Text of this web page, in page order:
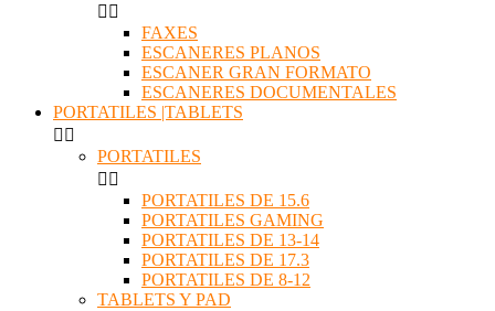
 
FAXES
ESCANERES PLANOS
ESCANER GRAN FORMATO
ESCANERES DOCUMENTALES
PORTATILES |TABLETS
 
PORTATILES
 
PORTATILES DE 15.6
PORTATILES GAMING
PORTATILES DE 13-14
PORTATILES DE 17.3
PORTATILES DE 8-12
TABLETS Y PAD